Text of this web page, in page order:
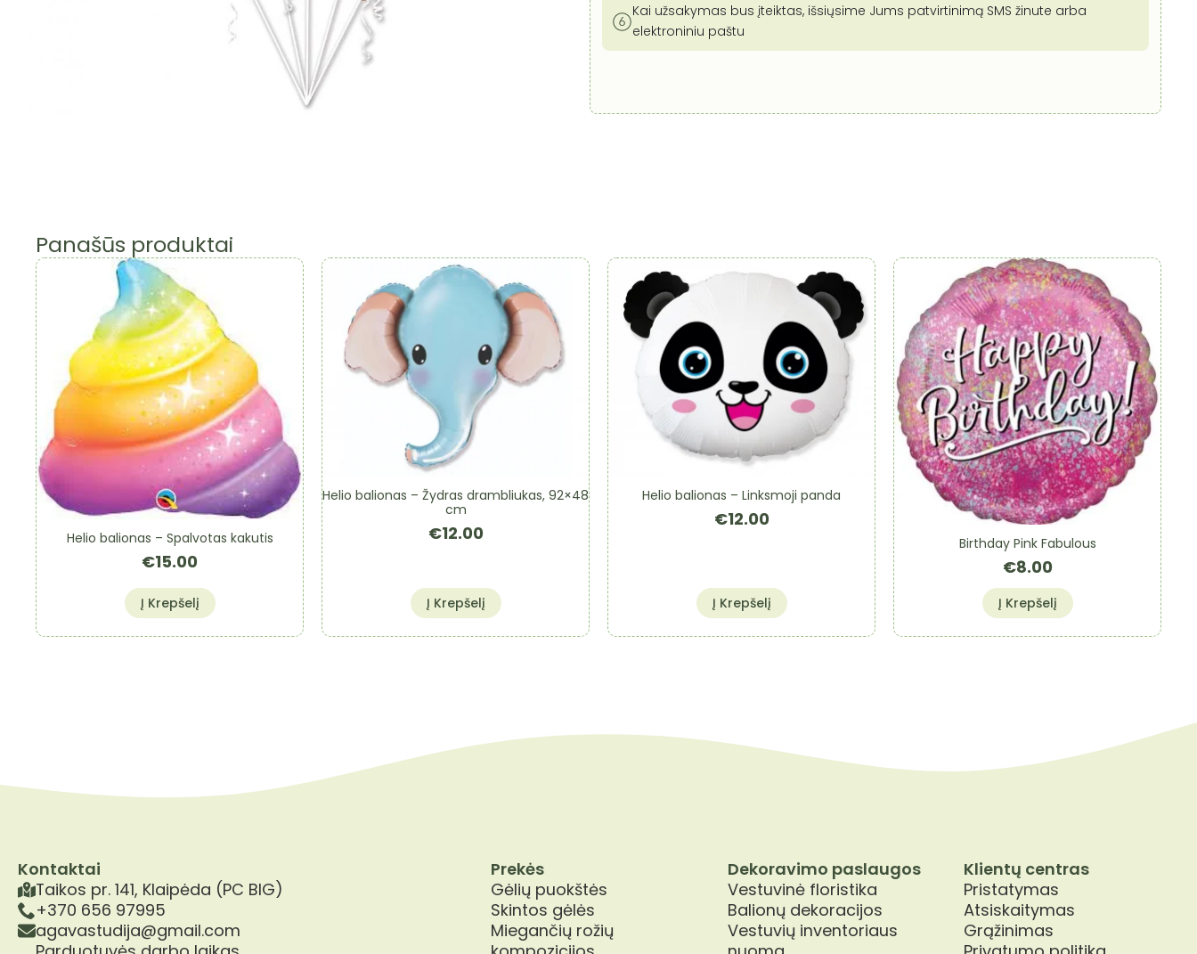
Kai užsakymas bus įteiktas, išsiųsime Jums patvirtinimą SMS žinute arba
elektroniniu paštu
Panašūs produktai
Helio balionas – Spalvotas kakutis
€15.00
Į Krepšelį
Helio balionas – Žydras drambliukas, 92×48
cm
€12.00
Į Krepšelį
Helio balionas – Linksmoji panda
€12.00
Į Krepšelį
Birthday Pink Fabulous
€8.00
Į Krepšelį
Kontaktai
Taikos pr. 141, Klaipėda (PC BIG)
+370 656 97995
agavastudija@gmail.com
Prekės
Gėlių puokštės
Skintos gėlės
Miegančių rožių
Dekoravimo paslaugos
Vestuvinė floristika
Balionų dekoracijos
Vestuvių inventoriaus
Klientų centras
Pristatymas
Atsiskaitymas
Grąžinimas